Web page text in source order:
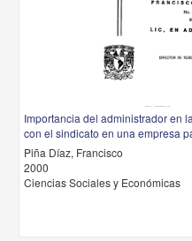
Importancia del administrador en
con el sindicato en una empresa
Piña Díaz, Francisco
2000
Ciencias Sociales y Económicas